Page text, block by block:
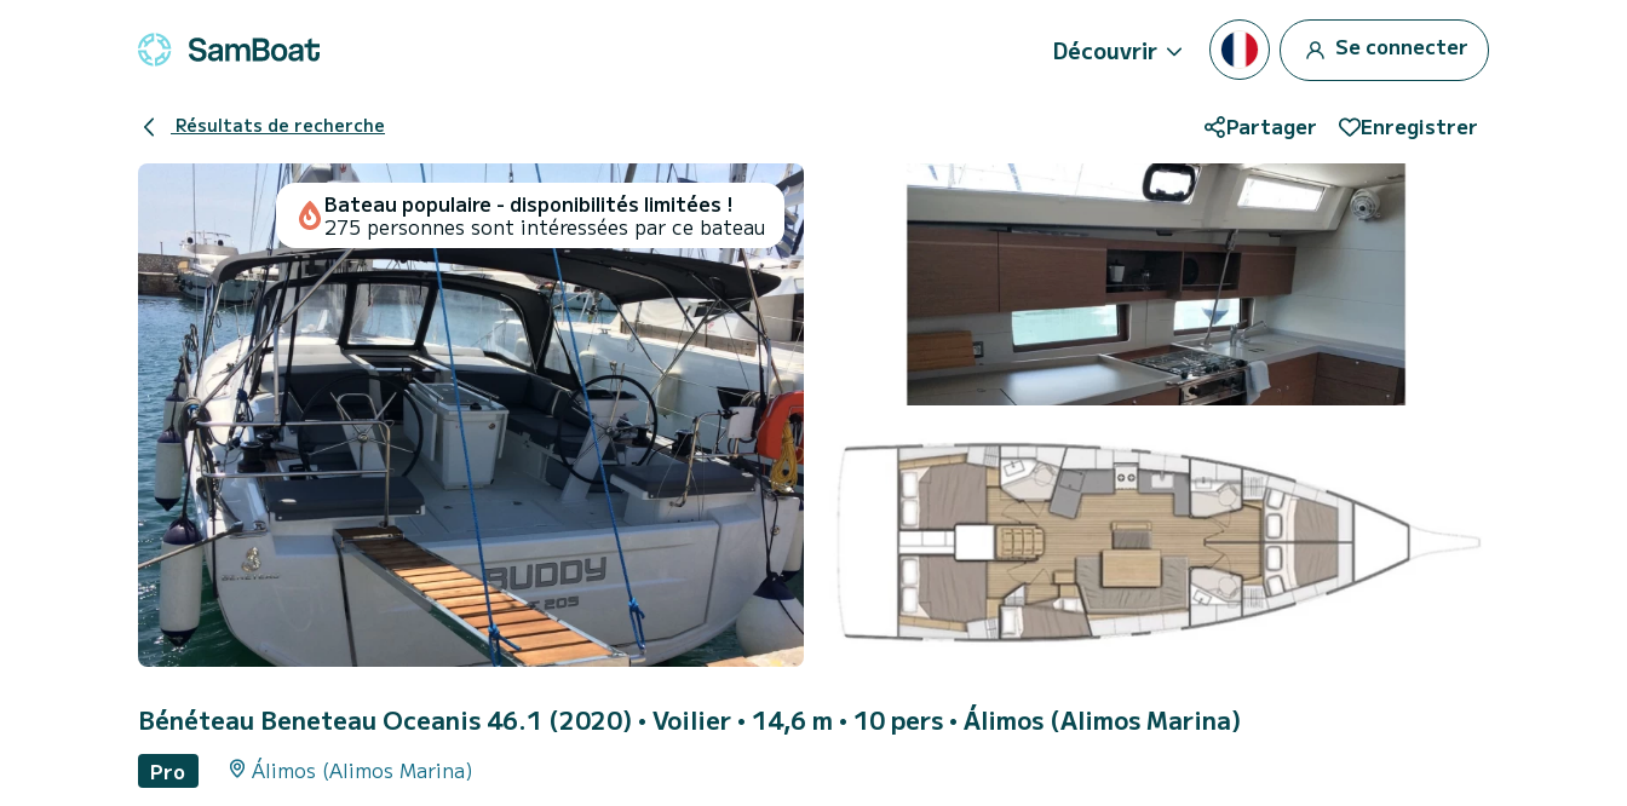
Découvrir Se connecter
Résultats de recherche Partager Enregistrer
Bateau populaire - disponibilités limitées !
275 personnes sont intéressées par ce bateau
Bénéteau Beneteau Oceanis 46.1 (2020) • Voilier • 14,6 m • 10 pers • Álimos (Alimos Marina)
Pro Álimos (Alimos Marina)